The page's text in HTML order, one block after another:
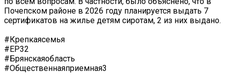
Почепском районе в 2026 году планируется выдать 7
сертификатов на жилье детям сиротам, 2 из них выдано.
#Крепкаясемья
#ЕР32
#Брянскаяобласть
#Общественнаяприемная3